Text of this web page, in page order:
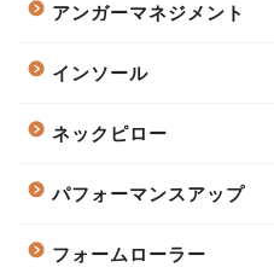
アンガーマネジメント
インソール
ネックピロー
パフォーマンスアップ
フォームローラー